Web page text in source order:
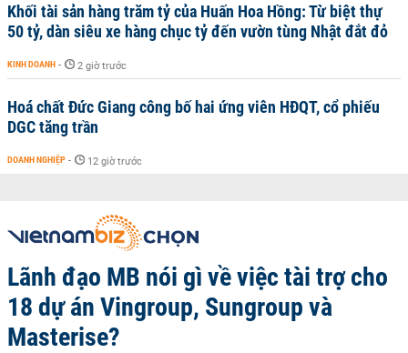
Khối tài sản hàng trăm tỷ của Huấn Hoa Hồng: Từ biệt thự
50 tỷ, dàn siêu xe hàng chục tỷ đến vườn tùng Nhật đắt đỏ
KINH DOANH - 2 giờ trước
Hoá chất Đức Giang công bố hai ứng viên HĐQT, cổ phiếu
DGC tăng trần
DOANH NGHIỆP - 12 giờ trước
Lãnh đạo MB nói gì về việc tài trợ cho
18 dự án Vingroup, Sungroup và
Masterise?